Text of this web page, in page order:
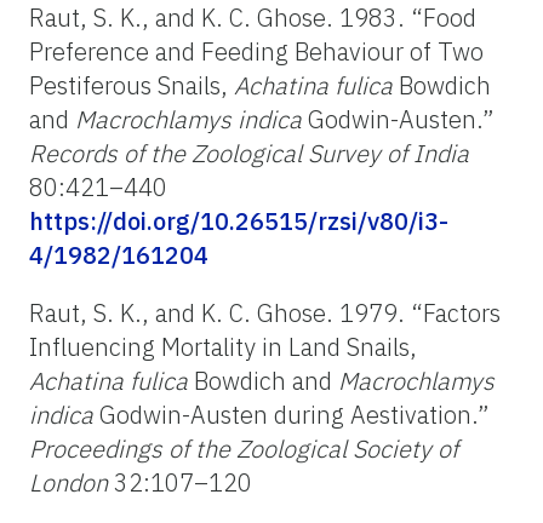
Raut, S. K., and K. C. Ghose. 1983. “Food
Preference and Feeding Behaviour of Two
Pestiferous Snails, Achatina fulica Bowdich
and Macrochlamys indicaGodwin-Austen.”
Records of theZoological Survey of India
80:421–440
https://doi.org/10.26515/rzsi/v80/i3-
4/1982/161204
Raut, S. K., and K. C. Ghose. 1979. “Factors
Influencing Mortality in Land Snails,
Achatina fulica Bowdich and Macrochlamys
indicaGodwin-Austen during Aestivation.”
Proceedings of theZoological Society of
London32:107–120